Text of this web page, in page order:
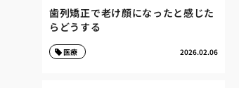
歯列矯正で老け顔になったと感じた
らどうする
2026.02.06
医療